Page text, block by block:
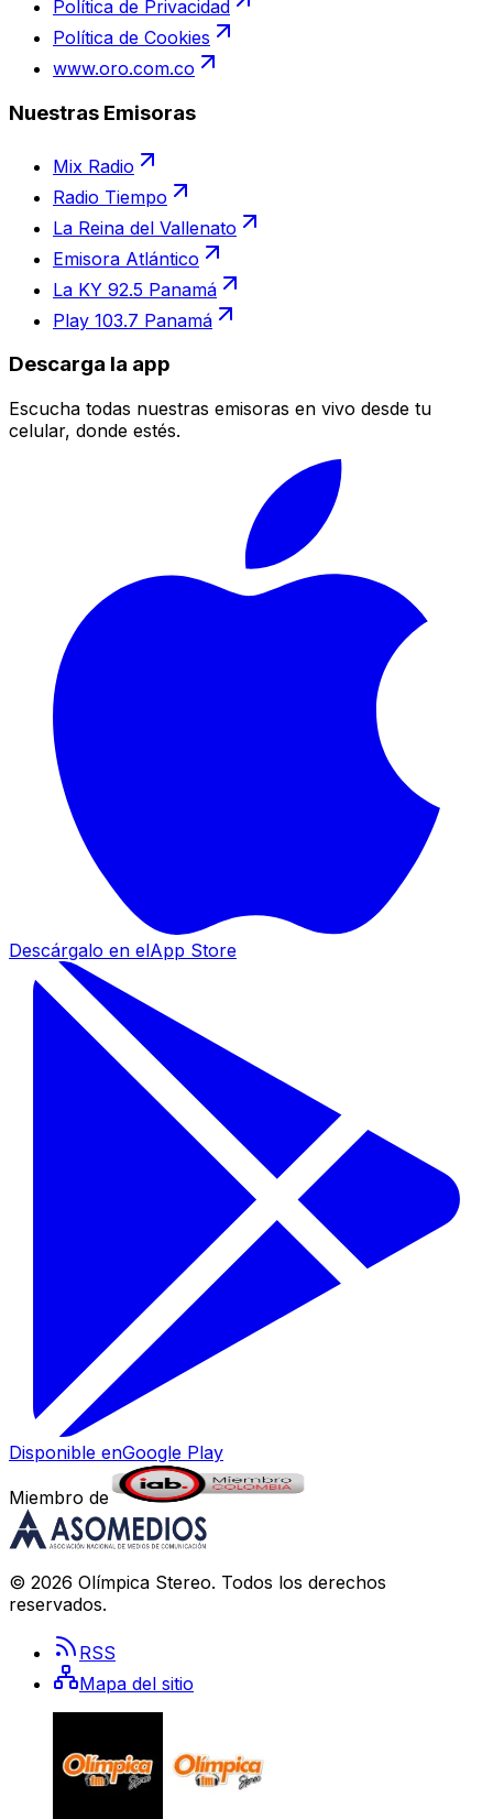
Política de Privacidad
Política de Cookies
www.oro.com.co
Nuestras Emisoras
Mix Radio
Radio Tiempo
La Reina del Vallenato
Emisora Atlántico
La KY 92.5 Panamá
Play 103.7 Panamá
Descarga la app
Escucha todas nuestras emisoras en vivo desde tu
celular, donde estés.
Descárgalo en elApp Store
Disponible enGoogle Play
Miembro de
© 2026 Olímpica Stereo. Todos los derechos
reservados.
RSS
Mapa del sitio